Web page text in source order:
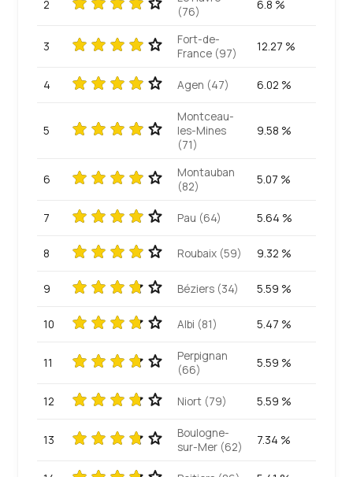
2
(76)
6.8 %
3
Fort-de-
France (97)
12.27 %
4 Agen (47) 6.02 %
5
Montceau-
les-Mines
(71)
9.58 %
6
Montauban
(82)
5.07 %
7 Pau (64) 5.64 %
8 Roubaix (59) 9.32 %
9 Béziers (34) 5.59 %
10 Albi (81) 5.47 %
11
Perpignan
(66)
5.59 %
12 Niort (79) 5.59 %
13
Boulogne-
sur-Mer (62)
7.34 %